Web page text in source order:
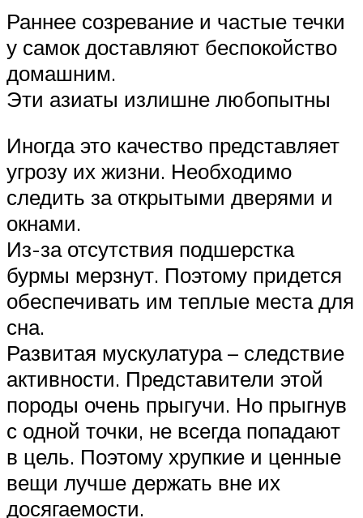
Раннее созревание и частые течки
у самок доставляют беспокойство
домашним.
Эти азиаты излишне любопытны
Иногда это качество представляет
угрозу их жизни. Необходимо
следить за открытыми дверями и
окнами.
Из-за отсутствия подшерстка
бурмы мерзнут. Поэтому придется
обеспечивать им теплые места для
сна.
Развитая мускулатура – следствие
активности. Представители этой
породы очень прыгучи. Но прыгнув
с одной точки, не всегда попадают
в цель. Поэтому хрупкие и ценные
вещи лучше держать вне их
досягаемости.